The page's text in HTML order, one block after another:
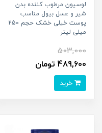
لوسیون مرطوب کننده بدن
شیر و عسل بیول مناسب
پوست خیلی خشک حجم 250
میلی لیتر
503,000
489,600 تومان